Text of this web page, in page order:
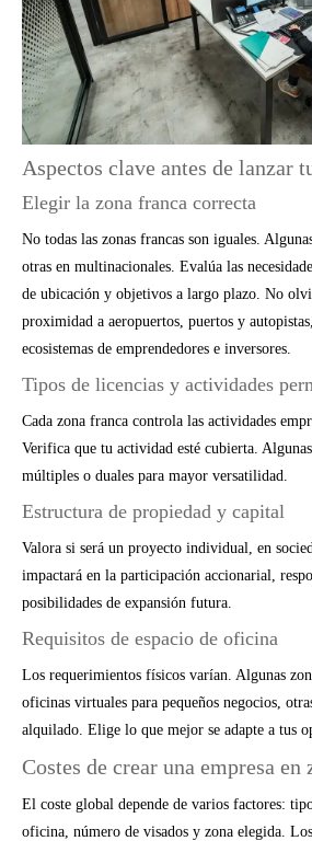
Aspectos clave antes de lanzar
Elegir la zona franca correcta
No todas las zonas francas son iguales.
otras en multinacionales. Evalúa las
de ubicación y objetivos a largo plazo. No
proximidad a aeropuertos, puertos y
ecosistemas de emprendedores e inversores.
Tipos de licencias y actividades
Cada zona franca controla las actividades
Verifica que tu actividad esté cubierta.
múltiples o duales para mayor versatilidad.
Estructura de propiedad y capital
Valora si será un proyecto individual, en
impactará en la participación accionarial,
posibilidades de expansión futura.
Requisitos de espacio de oficina
Los requerimientos físicos varían. Algunas
oficinas virtuales para pequeños negocios,
alquilado. Elige lo que mejor se adapte a tus
Costes de crear una empresa en
El coste global depende de varios factores:
oficina, número de visados y zona elegida.